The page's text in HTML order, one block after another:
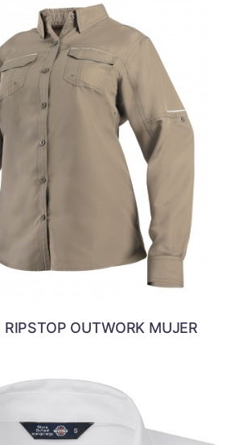
OUTWORK MUJER